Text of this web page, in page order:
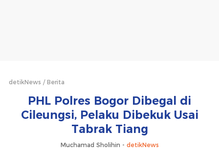
detikNews Berita
PHL Polres Bogor Dibegal di
Cileungsi, Pelaku Dibekuk Usai
Tabrak Tiang
Muchamad Sholihin - detikNews